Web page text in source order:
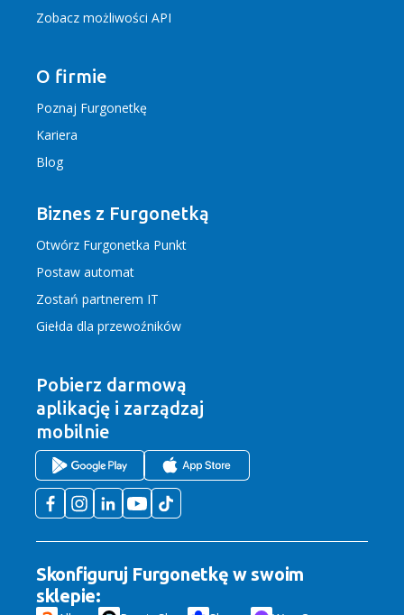
Zobacz możliwości API
O firmie
Poznaj Furgonetkę
Kariera
Blog
Biznes z Furgonetką
Otwórz Furgonetka Punkt
Postaw automat
Zostań partnerem IT
Giełda dla przewoźników
Pobierz darmową
aplikację i zarządzaj
mobilnie
Skonfiguruj Furgonetkę w swoim
sklepie: